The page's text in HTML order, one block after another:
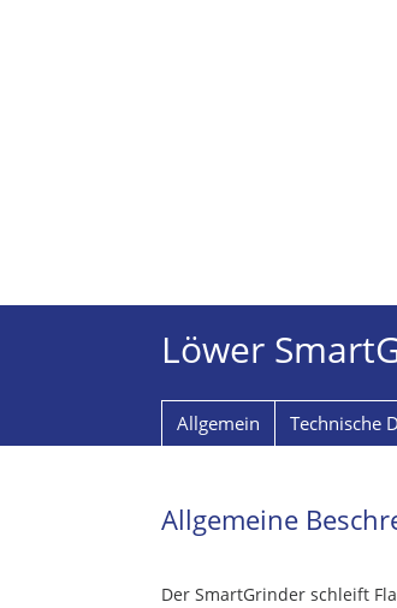
Löwer
Allgemein Technische
Allgemeine
Der SmartGrinder schleift